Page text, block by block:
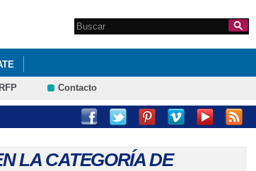
Formulario de
Search this site
Contacto
LA CATEGORÍA DE